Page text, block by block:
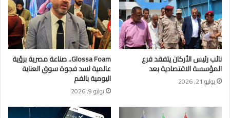
نائب رئيس الأركان يتفقد فرع
المؤسسة الاقتصادية بعد
يوليو 21, 2026
Glossa Foam.. صناعة مصرية برؤية
عالمية لسد فجوة سوق العناية
اليومية بالفم
يوليو 9, 2026